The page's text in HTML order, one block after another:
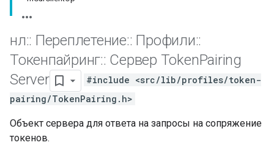
нл:: Переплетение:: Профили::
Токенпайринг:: Сервер TokenPairing
Server
#include <src/lib/profiles/token-
pairing/TokenPairing.h>
Объект сервера для ответа на запросы на сопряжение
токенов.